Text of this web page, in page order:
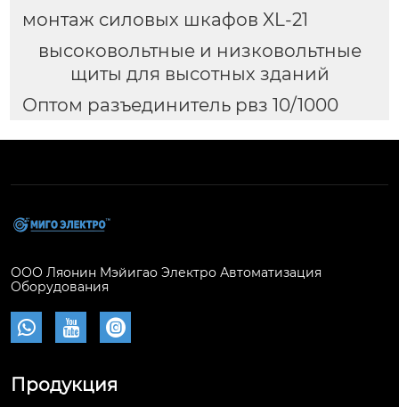
монтаж силовых шкафов XL-21
высоковольтные и низковольтные
щиты для высотных зданий
Оптом разъединитель рвз 10/1000
ООО Ляонин Мэйигао Электро Автоматизация
Оборудования
  
Продукция